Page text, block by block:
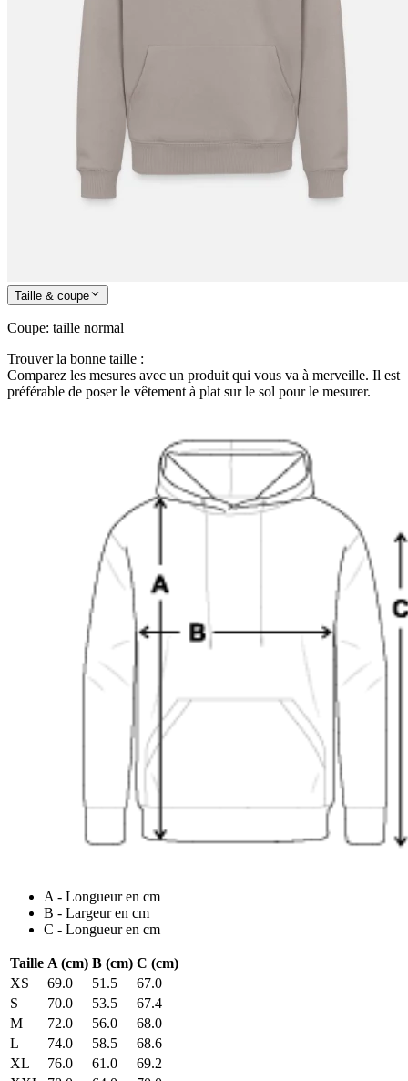
Taille & coupe
Coupe: taille normal
Trouver la bonne taille :
Comparez les mesures avec un produit qui vous va à merveille. Il est
préférable de poser le vêtement à plat sur le sol pour le mesurer.
A - Longueur en cm
B - Largeur en cm
C - Longueur en cm
Taille A (cm) B (cm) C (cm)
XS
69.0 51.5
67.0
S
70.0 53.5
67.4
M
72.0 56.0
68.0
L
74.0 58.5
68.6
XL
76.0 61.0
69.2